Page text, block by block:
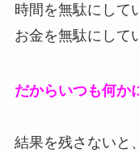
時間を無駄にして
お金を無駄にして
だからいつも何か
結果を残さないと